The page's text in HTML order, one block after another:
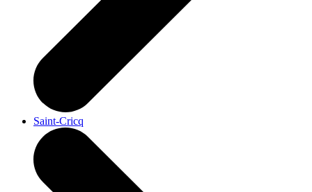
Saint-Cricq